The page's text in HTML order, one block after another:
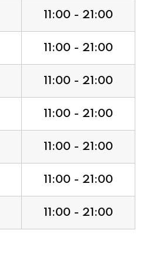
11:00 - 21:00
11:00 - 21:00
11:00 - 21:00
11:00 - 21:00
11:00 - 21:00